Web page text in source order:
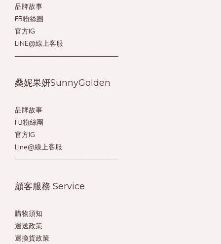
品牌故事
FB粉絲團
官方IG
LINE@線上客服
———————————————
桑妮果妍SunnyGolden
品牌故事
FB粉絲團
官方IG
Line@線上客服
———————————————
顧客服務 Service
購物須知
運送政策
退換貨政策